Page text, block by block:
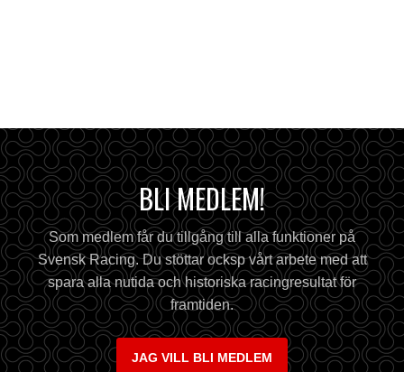
BLI MEDLEM!
Som medlem får du tillgång till alla funktioner på
Svensk Racing. Du stöttar ocksp vårt arbete med att
spara alla nutida och historiska racingresultat för
framtiden.
JAG VILL BLI MEDLEM